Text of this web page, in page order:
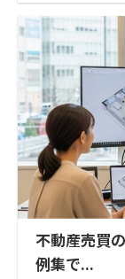
不動産売買
例集で...